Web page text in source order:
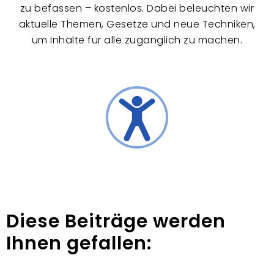
zu befassen – kostenlos. Dabei beleuchten wir
aktuelle Themen, Gesetze und neue Techniken,
um Inhalte für alle zugänglich zu machen.
Diese Beiträge werden
Ihnen gefallen: